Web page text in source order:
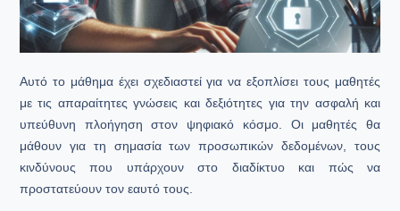
Αυτό το μάθημα έχει σχεδιαστεί για να εξοπλίσει τους μαθητές
με τις απαραίτητες γνώσεις και δεξιότητες για την ασφαλή και
υπεύθυνη πλοήγηση στον ψηφιακό κόσμο. Οι μαθητές θα
μάθουν για τη σημασία των προσωπικών δεδομένων, τους
κινδύνους που υπάρχουν στο διαδίκτυο και πώς να
προστατεύουν τον εαυτό τους.